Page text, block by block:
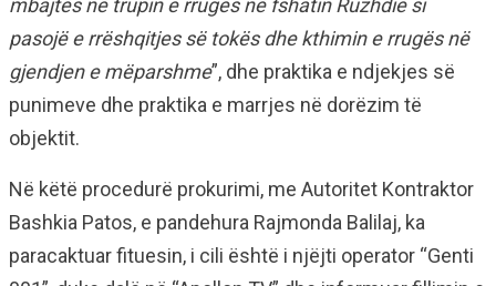
mbajtës në trupin e rrugës në fshatin Ruzhdie si
pasojë e rrëshqitjes së tokës dhe kthimin e rrugës në
gjendjen e mëparshme”, dhe praktika e ndjekjes së
punimeve dhe praktika e marrjes në dorëzim të
objektit.
Në këtë procedurë prokurimi, me Autoritet Kontraktor
Bashkia Patos, e pandehura Rajmonda Balilaj, ka
paracaktuar fituesin, i cili është i njëjti operator “Genti